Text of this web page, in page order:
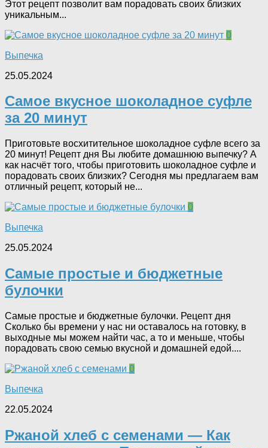
Этот рецепт позволит вам порадовать своих близких
уникальным...
0
Выпечка
25.05.2024
Самое вкусное шоколадное суфле
за 20 минут
Приготовьте восхитительное шоколадное суфле всего за
20 минут! Рецепт дня Вы любите домашнюю выпечку? А
как насчёт того, чтобы приготовить шоколадное суфле и
порадовать своих близких? Сегодня мы предлагаем вам
отличный рецепт, который не...
0
Выпечка
25.05.2024
Самые простые и бюджетные
булочки
Самые простые и бюджетные булочки. Рецепт дня
Сколько бы времени у нас ни оставалось на готовку, в
выходные мы можем найти час, а то и меньше, чтобы
порадовать свою семью вкусной и домашней едой....
0
Выпечка
22.05.2024
Ржаной хлеб с семенами — Как